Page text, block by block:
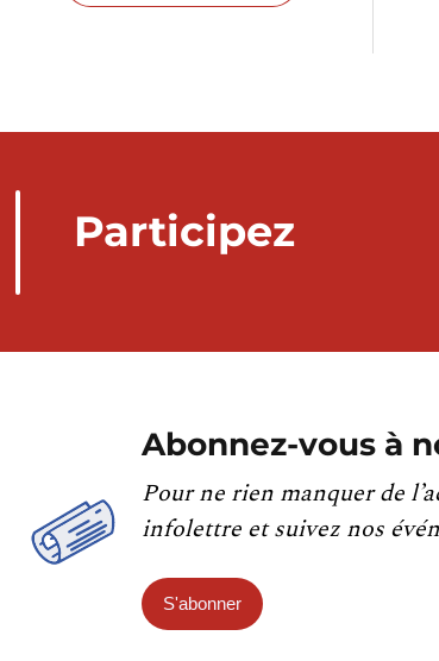
Participez
Abonnez-vous à
Pour ne rien manquer de
infolettre et suivez nos
S'abonner